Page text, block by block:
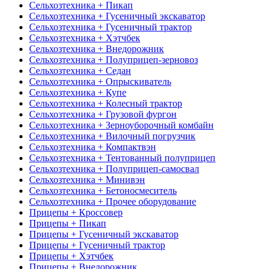
Сельхозтехника + Пикап
Сельхозтехника + Гусеничный экскаватор
Сельхозтехника + Гусеничный трактор
Сельхозтехника + Хэтчбек
Сельхозтехника + Внедорожник
Сельхозтехника + Полуприцеп-зерновоз
Сельхозтехника + Седан
Сельхозтехника + Опрыскиватель
Сельхозтехника + Купе
Сельхозтехника + Колесный трактор
Сельхозтехника + Грузовой фургон
Сельхозтехника + Зерноуборочный комбайн
Сельхозтехника + Вилочный погрузчик
Сельхозтехника + Компактвэн
Сельхозтехника + Тентованный полуприцеп
Сельхозтехника + Полуприцеп-самосвал
Сельхозтехника + Минивэн
Сельхозтехника + Бетоносмеситель
Сельхозтехника + Прочее оборудование
Прицепы + Кроссовер
Прицепы + Пикап
Прицепы + Гусеничный экскаватор
Прицепы + Гусеничный трактор
Прицепы + Хэтчбек
Прицепы + Внедорожник